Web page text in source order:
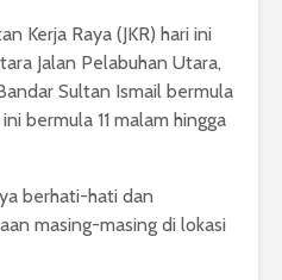
Kerja Raya (JKR) hari ini
Jalan Pelabuhan Utara,
Sultan Ismail bermula
bermula 11 malam hingga
berhati-hati dan
masing-masing di lokasi